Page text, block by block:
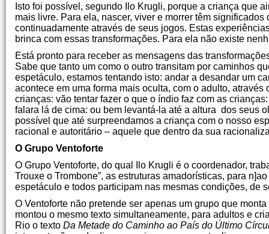
Isto foi possível, segundo Ilo Krugli, porque a criança que
mais livre. Para ela, nascer, viver e morrer têm
continuadamente através de seus jogos. Estas
brinca com essas transformações. Para ela não existe
Está pronto para receber as mensagens das
Sabe que tanto um como o outro transitam por caminhos
espetáculo, estamos tentando isto: andar a desandar um
acontece em uma forma mais oculta, com o adulto,
crianças: vão tentar fazer o que o índio faz com as
falara lá de cima: ou bem levantá-la até a altura dos seus
possível que até surpreendamos a criança com o nosso
racional e autoritário – aquele que dentro da sua
O Grupo Ventoforte
O Grupo Ventoforte, do qual Ilo Krugli é o coordenador,
Trouxe o Trombone”, as estruturas amadorísticas, para
espetáculo e todos participam nas mesmas condições, de
O Ventoforte não pretende ser apenas um grupo que
montou o mesmo texto simultaneamente, para adultos e
Rio o texto Da Metade do Caminho ao País do Último